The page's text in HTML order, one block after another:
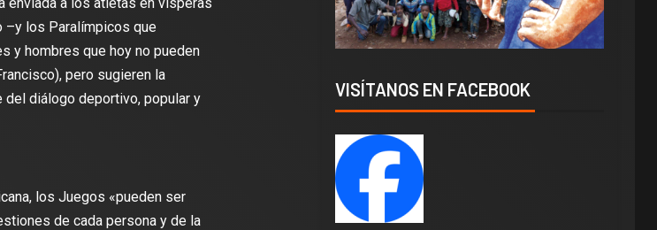
–y los Paralímpicos que
y hombres que hoy no pueden
pero sugieren la
del diálogo deportivo, popular y
los Juegos «pueden ser
de cada persona y de la
VISÍTANOS EN FACEBOOK